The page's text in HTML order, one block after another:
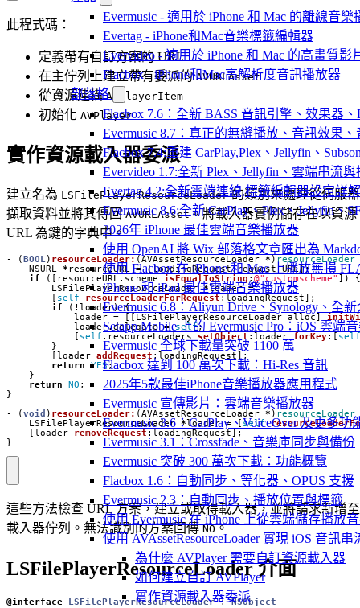
Evermusic - 適用於 iPhone 和 Mac 的離線音樂
Evertag - iPhone和Mac音樂標籤編輯器
Evervideo - 適用於 iPhone 和 Mac 的高畫質影
Flacbox - iPhone和Mac高解析度音訊播放器
部落格
Flacbox 7.6：全新 BASS 音訊引擎、效果器
Evermusic 8.7：真正的無縫播放、音訊效果
Flacbox 7.4:重建 CarPlay,Plex、Jellyfin、
Evervideo 1.7:全新 Plex、Jellyfin、雲端串流
Evertag 4.2:全新雲端連線,標籤編輯器設定詳解
Evermusic 8.6:全新 CarPlay、Plex、Jellyfin、
2026年 iPhone 最佳雲端音樂播放器
使用 OpenAI 將 Wix 部落格文章匯出為
使用 Flacbox 在 iPhone 和 Mac 上播放無損
iPhone 和 iPad 最佳雲端音樂播放器
Evermusic 6.8：Aliyun Drive、Synology、全
Setapp Mobile 上的 Evermusic Pro：iOS 雲端
Evermusic 全球下載量突破 1100 萬
Flacbox 達到 100 萬次下載：Hi-Res 音訊
2025年5款最佳iPhone音樂播放器應用程式
Evermusic 宣傳影片：雲端音樂播放器
Evermusic 3.6：CarPlay、VoiceOver 及更多功
Evermusic 3.1：Crossfade、音樂庫同步與備份
Evermusic 突破 300 萬次下載：功能概覽
Flacbox 1.6：自動同步、等化器、OPUS 支援
Evermusic 2.3：自動同步、播放位置與標籤
使用 Evermusic 在 iPhone 上從雲端儲存播放
使用 AVAssetResourceLoader 實現 iOS 音訊串
為什麼 AVPlayer 需要自訂資源載入器
如何建立自訂 AVPlayer
實作資源載入器委派
此程式碼：
定義帶有自訂方案的 URL
在主佇列上建立帶有委派的AVURLAsset
從資源建構AVPlayerItem
初始化 AVPlayer
實作資源載入器委派
建立名為 LSFilePlayerResourceLoader的類別來處理從伺服器
擷取資料並將其傳回AVURLAsset。將載入器實例儲存在以資源
URL 為鍵的字典中。
- ( BOOL ) resourceLoader: ( AVAssetResourceLoader * ) resourceLoader
NSURL
* resourceURL = [loadingRequest.request URL];
if
([ resourceURL . scheme isEqualToString : @"customscheme" ])
{
LSFilePlayerResourceLoader *loader =
self resourceLoaderForRequest : loadingRequest ];
if
( ! loader) {
loader = LSFilePlayerResourceLoader alloc
loader.delegate = self;
self . resourceLoaders setObject : loader forKey:[ self
}
loader addRequest : loadingRequest ];
return
YES;
}
return
NO ;
}
-
( void ) resourceLoader: ( AVAssetResourceLoader * ) resourceLoader
LSFilePlayerResourceLoader * loader = [ self
loader removeRequest : loadingRequest ];
}
這些方法檢查 URL 方案，建立或取得載入器，並將請求新增至
載入器佇列。無法識別的方案回傳NO。
LSFilePlayerResourceLoader 介面
@interface LSFilePlayerResourceLoader : NSObject